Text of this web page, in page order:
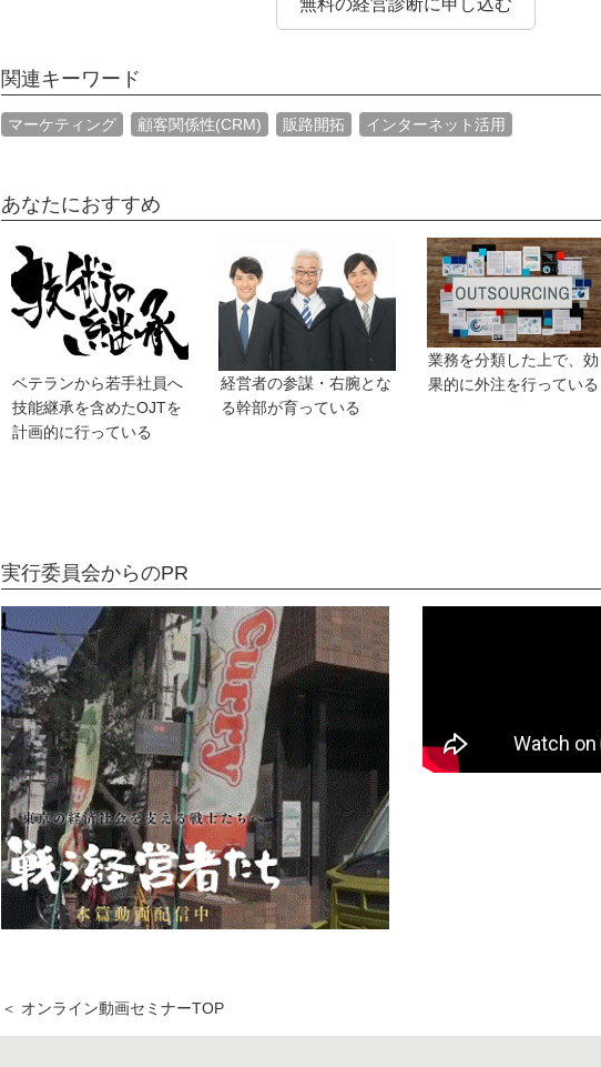
無料の経営診断に申し込む
関連キーワード
マーケティング 顧客関係性(CRM) 販路開拓 インターネット活用
あなたにおすすめ
ベテランから若手社員へ
技能継承を含めたOJTを
計画的に行っている
経営者の参謀・右腕とな
る幹部が育っている
業務を分類した上で、効
果的に外注を行っている
実行委員会からのPR
＜ オンライン動画セミナーTOP